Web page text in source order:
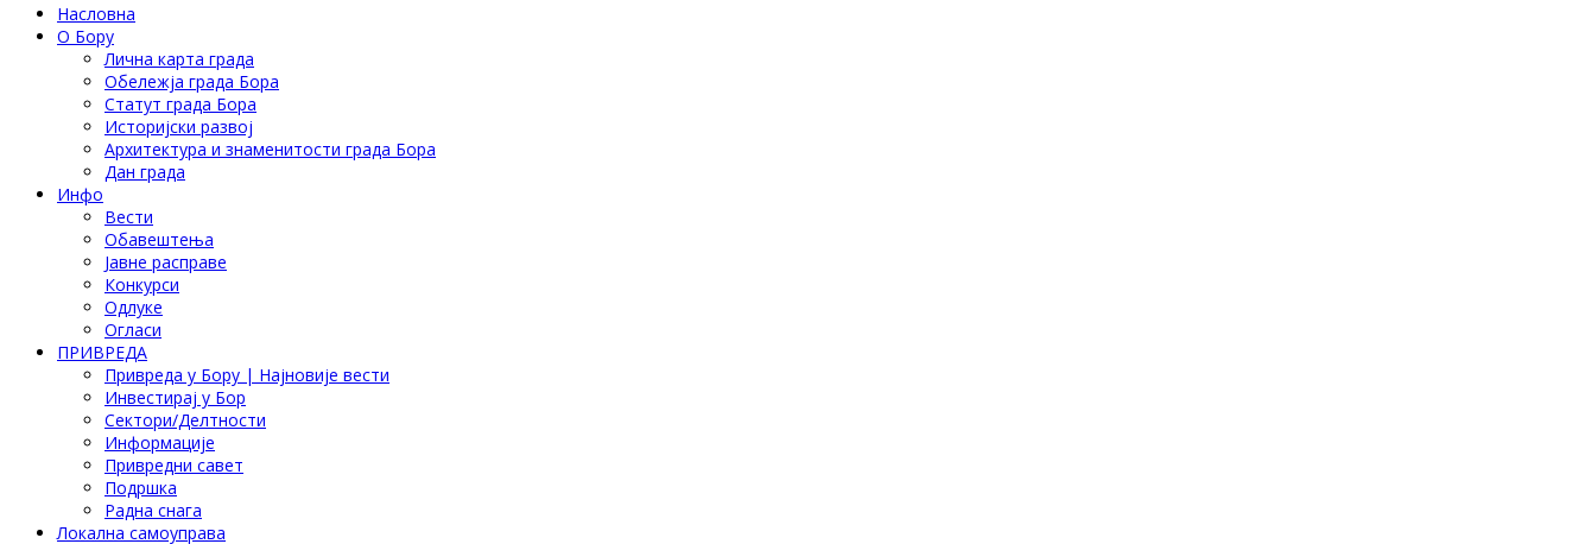
Насловна
О Бору
Лична карта града
Обележја града Бора
Статут града Бора
Историјски развој
Архитектура и знаменитости града Бора
Дан града
Инфо
Вести
Обавештења
Јавне расправе
Конкурси
Одлуке
Огласи
ПРИВРЕДА
Привреда у Бору | Најновије вести
Инвестирај у Бор
Сектори/Делтности
Информације
Привредни савет
Подршка
Радна снага
Локална самоуправа